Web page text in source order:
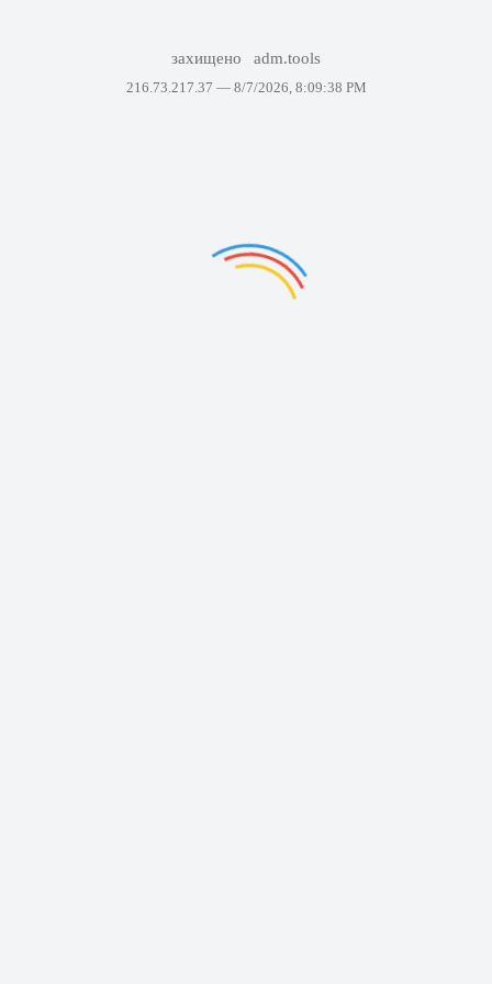
захищено adm.tools
216.73.217.37 — 8/7/2026, 8:09:38 PM